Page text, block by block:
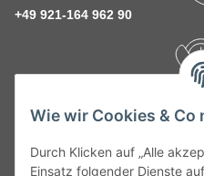
Wie wir Cookies & Co
Durch Klicken auf „Alle
Einsatz folgender Dienste
+49 921-164 962 90
kontakt@theo-schrauben.de